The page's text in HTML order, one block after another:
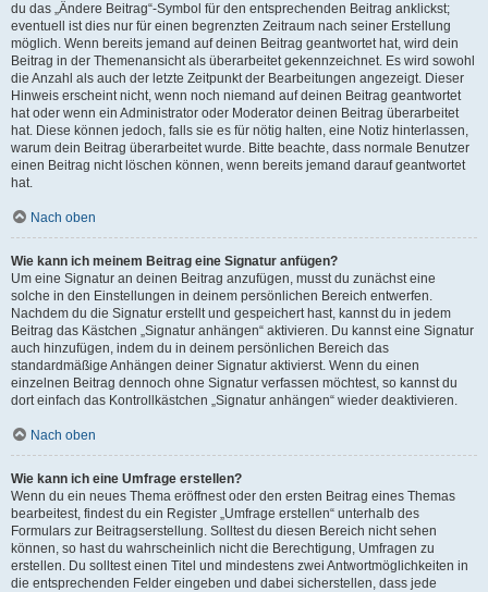
du das „Ändere Beitrag“-Symbol für den entsprechenden Beitrag anklickst;
eventuell ist dies nur für einen begrenzten Zeitraum nach seiner Erstellung
möglich. Wenn bereits jemand auf deinen Beitrag geantwortet hat, wird dein
Beitrag in der Themenansicht als überarbeitet gekennzeichnet. Es wird sowohl
die Anzahl als auch der letzte Zeitpunkt der Bearbeitungen angezeigt. Dieser
Hinweis erscheint nicht, wenn noch niemand auf deinen Beitrag geantwortet
hat oder wenn ein Administrator oder Moderator deinen Beitrag überarbeitet
hat. Diese können jedoch, falls sie es für nötig halten, eine Notiz hinterlassen,
warum dein Beitrag überarbeitet wurde. Bitte beachte, dass normale Benutzer
einen Beitrag nicht löschen können, wenn bereits jemand darauf geantwortet
hat.
Nach oben
Wie kann ich meinem Beitrag eine Signatur anfügen?
Um eine Signatur an deinen Beitrag anzufügen, musst du zunächst eine
solche in den Einstellungen in deinem persönlichen Bereich entwerfen.
Nachdem du die Signatur erstellt und gespeichert hast, kannst du in jedem
Beitrag das Kästchen „Signatur anhängen“ aktivieren. Du kannst eine Signatur
auch hinzufügen, indem du in deinem persönlichen Bereich das
standardmäßige Anhängen deiner Signatur aktivierst. Wenn du einen
einzelnen Beitrag dennoch ohne Signatur verfassen möchtest, so kannst du
dort einfach das Kontrollkästchen „Signatur anhängen“ wieder deaktivieren.
Nach oben
Wie kann ich eine Umfrage erstellen?
Wenn du ein neues Thema eröffnest oder den ersten Beitrag eines Themas
bearbeitest, findest du ein Register „Umfrage erstellen“ unterhalb des
Formulars zur Beitragserstellung. Solltest du diesen Bereich nicht sehen
können, so hast du wahrscheinlich nicht die Berechtigung, Umfragen zu
erstellen. Du solltest einen Titel und mindestens zwei Antwortmöglichkeiten in
die entsprechenden Felder eingeben und dabei sicherstellen, dass jede